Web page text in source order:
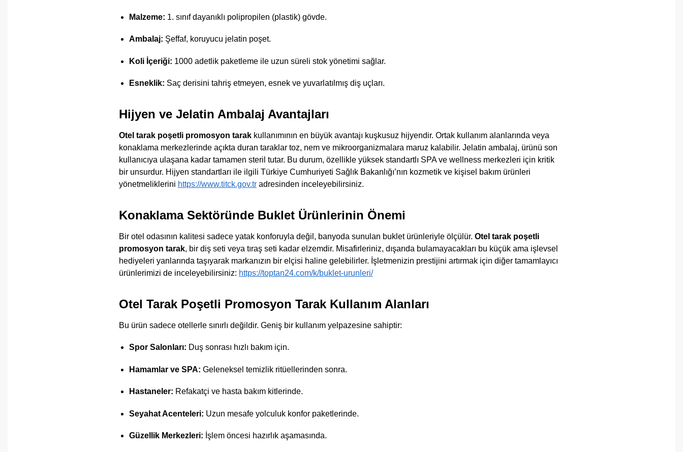
Malzeme: 1. sınıf dayanıklı polipropilen (plastik) gövde.
Ambalaj: Şeffaf, koruyucu jelatin poşet.
Koli İçeriği: 1000 adetlik paketleme ile uzun süreli stok yönetimi sağlar.
Esneklik: Saç derisini tahriş etmeyen, esnek ve yuvarlatılmış diş uçları.
Hijyen ve Jelatin Ambalaj Avantajları
Otel tarak poşetli promosyon tarakkullanımının en büyük avantajı kuşkusuz hijyendir. Ortak kullanım alanlarında veya
konaklama merkezlerinde açıkta duran taraklar toz, nem ve mikroorganizmalara maruz kalabilir. Jelatin ambalaj, ürünü son
kullanıcıya ulaşana kadar tamamen steril tutar. Bu durum, özellikle yüksek standartlı SPA ve wellness merkezleri için kritik
bir unsurdur. Hijyen standartları ile ilgili Türkiye Cumhuriyeti Sağlık Bakanlığı’nın kozmetik ve kişisel bakım ürünleri
yönetmeliklerini https://www.titck.gov.tradresinden inceleyebilirsiniz.
Konaklama Sektöründe Buklet Ürünlerinin Önemi
Bir otel odasının kalitesi sadece yatak konforuyla değil, banyoda sunulan buklet ürünleriyle ölçülür. Otel tarak poşetli
promosyon tarak, bir diş seti veya tıraş seti kadar elzemdir. Misafirleriniz, dışarıda bulamayacakları bu küçük ama işlevsel
hediyeleri yanlarında taşıyarak markanızın bir elçisi haline gelebilirler. İşletmenizin prestijini artırmak için diğer tamamlayıcı
ürünlerimizi de inceleyebilirsiniz: https://toptan24.com/k/buklet-urunleri/
Otel Tarak Poşetli Promosyon Tarak Kullanım Alanları
Bu ürün sadece otellerle sınırlı değildir. Geniş bir kullanım yelpazesine sahiptir:
Spor Salonları: Duş sonrası hızlı bakım için.
Hamamlar ve SPA: Geleneksel temizlik ritüellerinden sonra.
Hastaneler: Refakatçi ve hasta bakım kitlerinde.
Seyahat Acenteleri: Uzun mesafe yolculuk konfor paketlerinde.
Güzellik Merkezleri: İşlem öncesi hazırlık aşamasında.